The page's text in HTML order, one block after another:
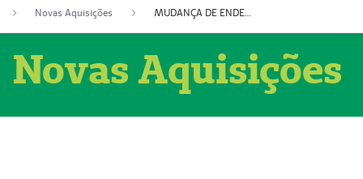
Novas Aquisições
MUDANÇA DE ENDEREÇO - DIAGITAB SERVIÇOS MÉDICOS LTDA (54003267-5)
Novas Aquisições